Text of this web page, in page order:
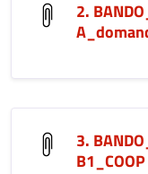
2.
3.
B1_COOP